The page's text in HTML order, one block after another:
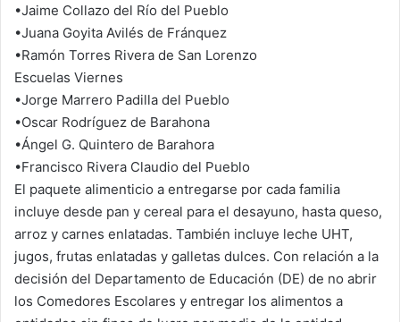
•Jaime Collazo del Río del Pueblo
•Juana Goyita Avilés de Fránquez
•Ramón Torres Rivera de San Lorenzo
Escuelas Viernes
•Jorge Marrero Padilla del Pueblo
•Oscar Rodríguez de Barahona
•Ángel G. Quintero de Barahora
•Francisco Rivera Claudio del Pueblo
El paquete alimenticio a entregarse por cada familia
incluye desde pan y cereal para el desayuno, hasta queso,
arroz y carnes enlatadas. También incluye leche UHT,
jugos, frutas enlatadas y galletas dulces. Con relación a la
decisión del Departamento de Educación (DE) de no abrir
los Comedores Escolares y entregar los alimentos a